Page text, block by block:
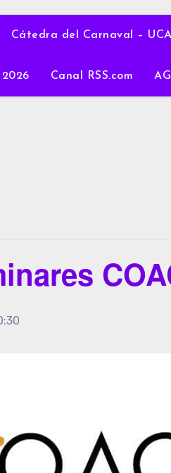
Cátedra del Carnaval – UCA
2026 Canal RSS.com